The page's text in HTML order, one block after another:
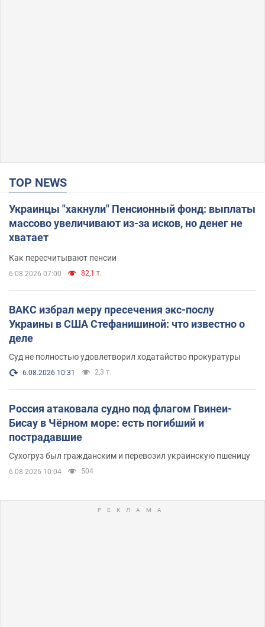
TOP NEWS
Украинцы "хакнули" Пенсионный фонд: выплаты
массово увеличивают из-за исков, но денег не
хватает
Как пересчитывают пенсии
6.08.2026 07:00 82,1 т.
ВАКС избрал меру пресечения экс-послу
Украины в США Стефанишиной: что известно о
деле
Суд не полностью удовлетворил ходатайство прокуратуры
6.08.2026 10:31 2,3 т.
Россия атаковала судно под флагом Гвинеи-
Бисау в Чёрном море: есть погибший и
пострадавшие
Сухогруз был гражданским и перевозил украинскую пшеницу
6.08.2026 10:04 504